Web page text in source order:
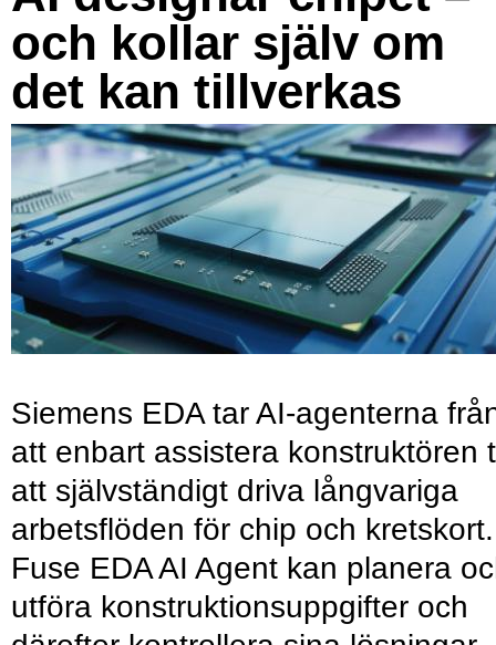
och kollar själv om
det kan tillverkas
Siemens EDA tar AI-agenterna
att enbart assistera konstruktören
att självständigt driva långvariga
arbetsflöden för chip och kretskort.
Fuse EDA AI Agent kan planera
utföra konstruktionsuppgifter och